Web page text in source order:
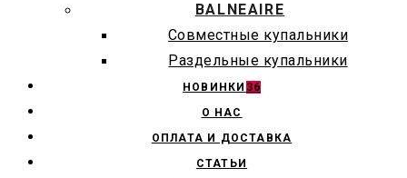
BALNEAIRE
Совместные купальники
Раздельные купальники
НОВИНКИ 36
О НАС
ОПЛАТА И ДОСТАВКА
СТАТЬИ